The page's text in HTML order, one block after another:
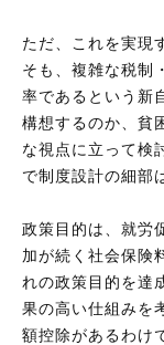
ただ、これを実現
そも、複雑な税制
率であるという新
構想するのか、貧
な視点に立って検
で制度設計の細部
政策目的は、就労
加が続く社会保険
れの政策目的を達
果の高い仕組みを
額控除があるわけ